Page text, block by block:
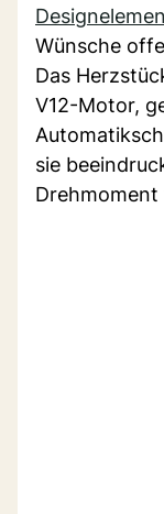
Wünsche
Das
V12-Motor,
sie